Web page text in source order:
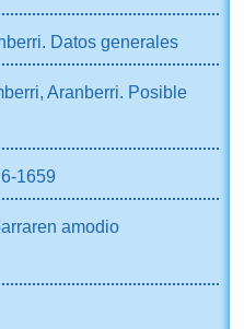
Datos generales
Aranberri. Posible
1659
amodio